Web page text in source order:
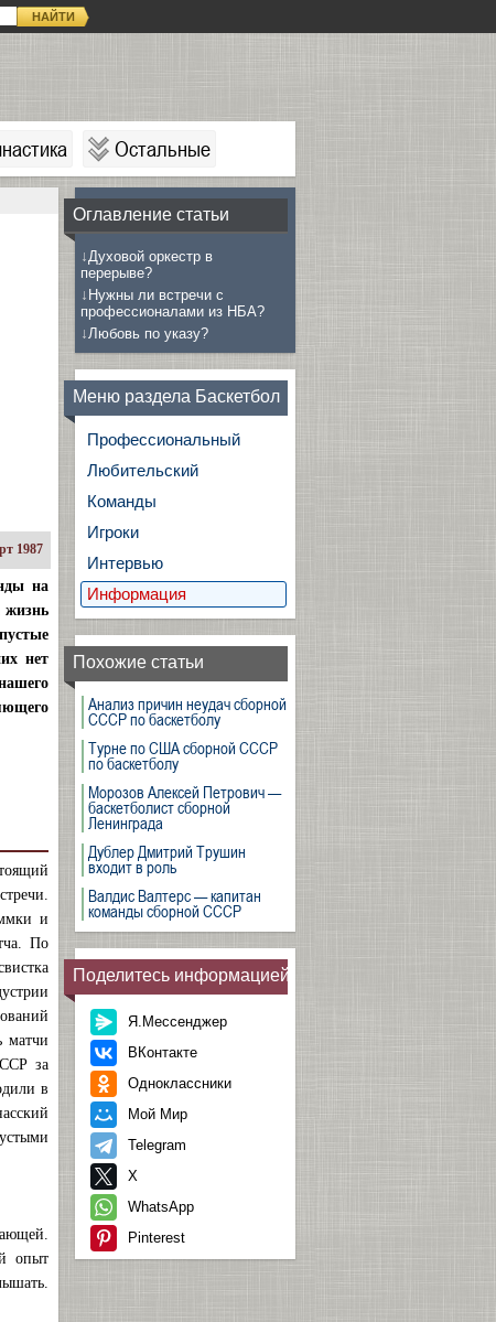
НАЙТИ
Остальные
1987
на
жизнь
нет
и
По
матчи
за
в
опыт
Оглавление статьи
↓Духовой оркестр в
перерыве?
↓ Нужны ли встречи с
профессионалами из НБА?
↓Любовь по указу?
Меню раздела Баскетбол
Профессиональный
Любительский
Команды
Игроки
Интервью
Информация
Похожие статьи
Анализ причин неудач сборной
СССР по баскетболу
Турне по США сборной СССР
по баскетболу
Морозов Алексей Петрович —
баскетболист сборной
Ленинграда
Дублер Дмитрий Трушин
входит в роль
Валдис Валтерс — капитан
команды сборной СССР
Поделитесь информацией
Я.Мессенджер
ВКонтакте
Одноклассники
Мой Мир
Telegram
X
WhatsApp
Pinterest